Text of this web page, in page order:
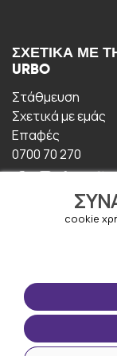
cookie
ΣΧΕΤΙΚΆ ΜΕ
URBO
Στάθμευση
Σχετικά με εμάς
Επαφές
0700 70 270
ΟΡΟΙ ΧΡΉΣΗΣ
Οροι και
Πολιτική